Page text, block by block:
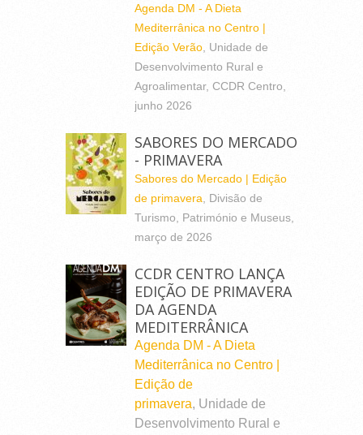
Agenda DM - A Dieta
Mediterrânica no Centro |
Edição Verão , Unidade de
Desenvolvimento Rural e
Agroalimentar, CCDR Centro,
junho 2026
SABORES DO MERCADO
- PRIMAVERA
Sabores do Mercado | Edição
de primavera , Divisão de
Turismo, Património e Museus,
março de 2026
CCDR CENTRO LANÇA
EDIÇÃO DE PRIMAVERA
DA AGENDA
MEDITERRÂNICA
Agenda DM - A Dieta
Mediterrânica no Centro |
Edição de
primavera, Unidade de
Desenvolvimento Rural e